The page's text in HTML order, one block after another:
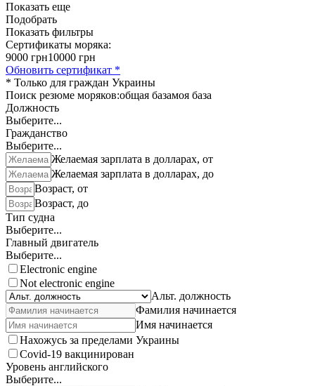
Показать еще
Подобрать
Показать фильтры
Сертификаты моряка:
9000 грн10000 грн
Обновить сертификат *
* Только для граждан Украины
Поиск резюме моряков:общая базамоя база
Должность
Выберите...
Гражданство
Выберите...
Желаемая зарплата в долларах, от
Желаемая зарплата в долларах, до
Возраст, от
Возраст, до
Тип судна
Выберите...
Главный двигатель
Выберите...
Electronic engine
Not electronic engine
Альт. должность
Фамилия начинается
Имя начинается
Нахожусь за пределами Украины
Covid-19 вакцинирован
Уровень английского
Выберите...